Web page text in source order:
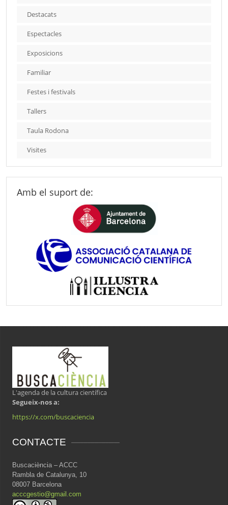
Destacats
Espectacles
Exposicions
Familiar
Festes i festivals
Tallers
Taula Rodona
Visites
Amb el suport de:
L'agenda de la cultura científica
Segueix-nos a:
https://x.com/buscaciencia
CONTACTE
Buscaciència – ACCC
Rambla de Catalunya, 10
08007 Barcelona
acccgestio@gmail.com